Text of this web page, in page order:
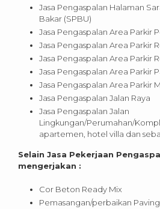
Jasa Pengaspalan Halaman
Bakar (SPBU)
Jasa Pengaspalan Area Parkir
Jasa Pengaspalan Area Parkir
Jasa Pengaspalan Area Parkir
Jasa Pengaspalan Area Parkir
Jasa Pengaspalan Area Parkir
Jasa Pengaspalan Jalan Raya
Jasa Pengaspalan Jalan
Lingkungan/Perumahan/
apartemen, hotel villa dan
Selain Jasa Pekerjaan
mengerjakan :
Cor Beton Ready Mix
Pemasangan/perbaikan